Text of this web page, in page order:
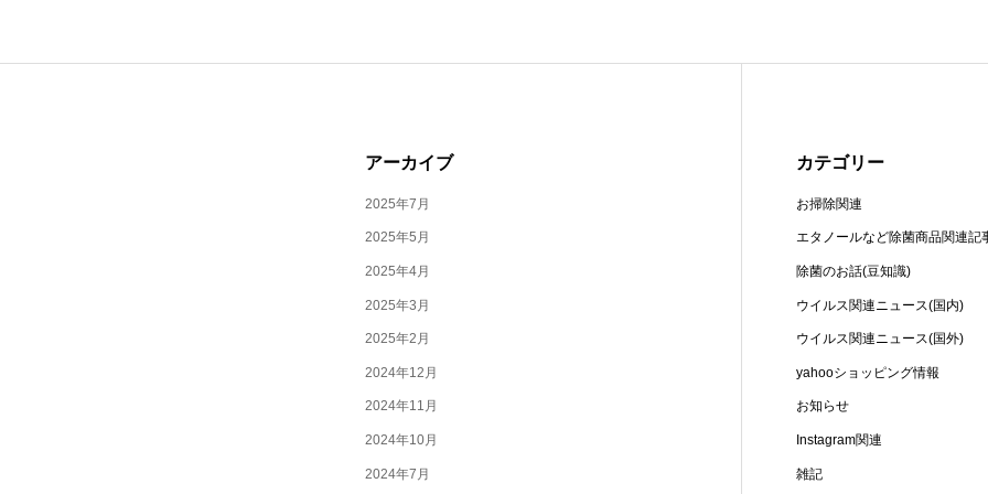
アーカイブ
2025年7月
2025年5月
2025年4月
2025年3月
2025年2月
2024年12月
2024年11月
2024年10月
2024年7月
カテゴリー
お掃除関連
エタノールなど除菌商品関連記
除菌のお話(豆知識)
ウイルス関連ニュース(国内)
ウイルス関連ニュース(国外)
yahooショッピング情報
お知らせ
Instagram関連
雑記